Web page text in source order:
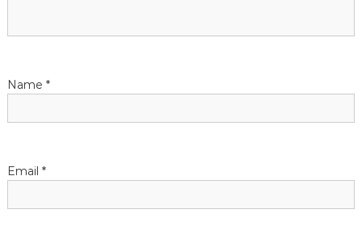
o
Name *
Email *